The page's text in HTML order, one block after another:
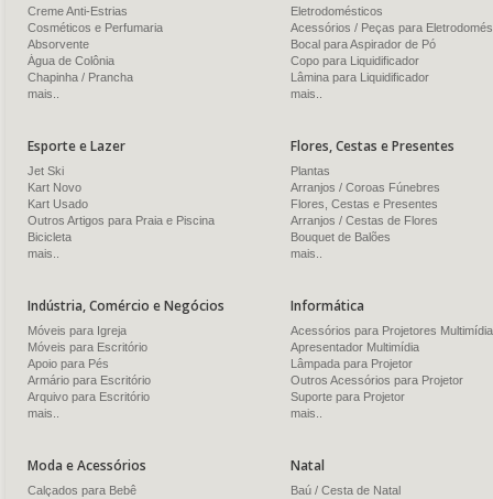
Creme Anti-Estrias
Cosméticos e Perfumaria
Absorvente
Água de Colônia
Chapinha / Prancha
mais..
Eletrodomésticos
Acessórios / Peças para
Bocal para Aspirador de Pó
Copo para Liquidificador
Lâmina para Liquidificador
mais..
Esporte e Lazer
Jet Ski
Kart Novo
Kart Usado
Outros Artigos para Praia e Piscina
Bicicleta
mais..
Flores, Cestas e Presentes
Plantas
Arranjos / Coroas Fúnebres
Flores, Cestas e Presentes
Arranjos / Cestas de Flores
Bouquet de Balões
mais..
Indústria, Comércio e Negócios
Móveis para Igreja
Móveis para Escritório
Apoio para Pés
Armário para Escritório
Arquivo para Escritório
mais..
Informática
Acessórios para Projetores Multimídia
Apresentador Multimídia
Lâmpada para Projetor
Outros Acessórios para Projetor
Suporte para Projetor
mais..
Moda e Acessórios
Calçados para Bebê
Natal
Baú / Cesta de Natal